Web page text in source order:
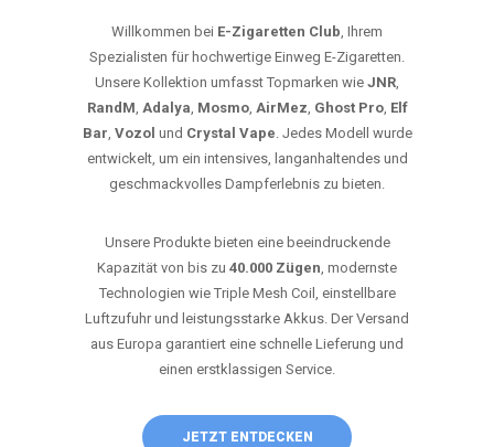
Willkommen bei E-Zigaretten Club, Ihrem
Spezialisten für hochwertige Einweg E-Zigaretten.
Unsere Kollektion umfasst Topmarken wie JNR,
RandM, Adalya, Mosmo, AirMez, Ghost Pro, Elf
Bar, Vozol und Crystal Vape. Jedes Modell wurde
entwickelt, um ein intensives, langanhaltendes und
geschmackvolles Dampferlebnis zu bieten.
Unsere Produkte bieten eine beeindruckende
Kapazität von bis zu 40.000 Zügen, modernste
Technologien wie Triple Mesh Coil, einstellbare
Luftzufuhr und leistungsstarke Akkus. Der Versand
aus Europa garantiert eine schnelle Lieferung und
einen erstklassigen Service.
JETZT ENTDECKEN